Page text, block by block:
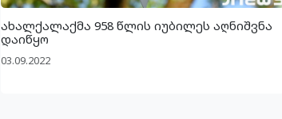
ახალქალაქმა 958 წლის იუბილეს აღნიშვნა
დაიწყო
03.09.2022